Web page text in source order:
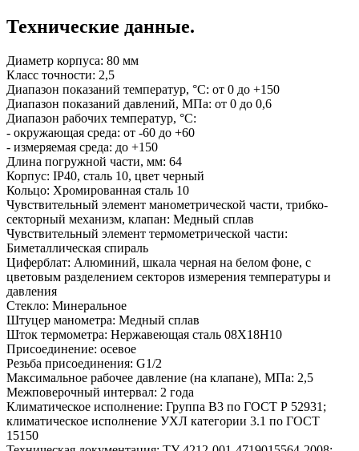
Технические данные.
Диаметр корпуса: 80 мм
Класс точности: 2,5
Диапазон показаний температур, °C: от 0 до +150
Диапазон показаний давлений, МПа: от 0 до 0,6
Диапазон рабочих температур, °C:
- окружающая среда: от -60 до +60
- измеряемая среда: до +150
Длина погружной части, мм: 64
Корпус: IP40, сталь 10, цвет черный
Кольцо: Хромированная сталь 10
Чувствительный элемент манометрической части, трибко-
секторный механизм, клапан: Медный сплав
Чувствительный элемент термометрической части:
Биметаллическая спираль
Циферблат: Алюминий, шкала черная на белом фоне, с
цветовым разделением секторов измерения температуры и
давления
Стекло: Минеральное
Штуцер манометра: Медный сплав
Шток термометра: Нержавеющая сталь 08Х18Н10
Присоединение: осевое
Резьба присоединения: G1/2
Максимальное рабочее давление (на клапане), МПа: 2,5
Межповерочный интервал: 2 года
Климатическое исполнение: Группа В3 по ГОСТ Р 52931;
климатическое исполнение УХЛ категории 3.1 по ГОСТ
15150